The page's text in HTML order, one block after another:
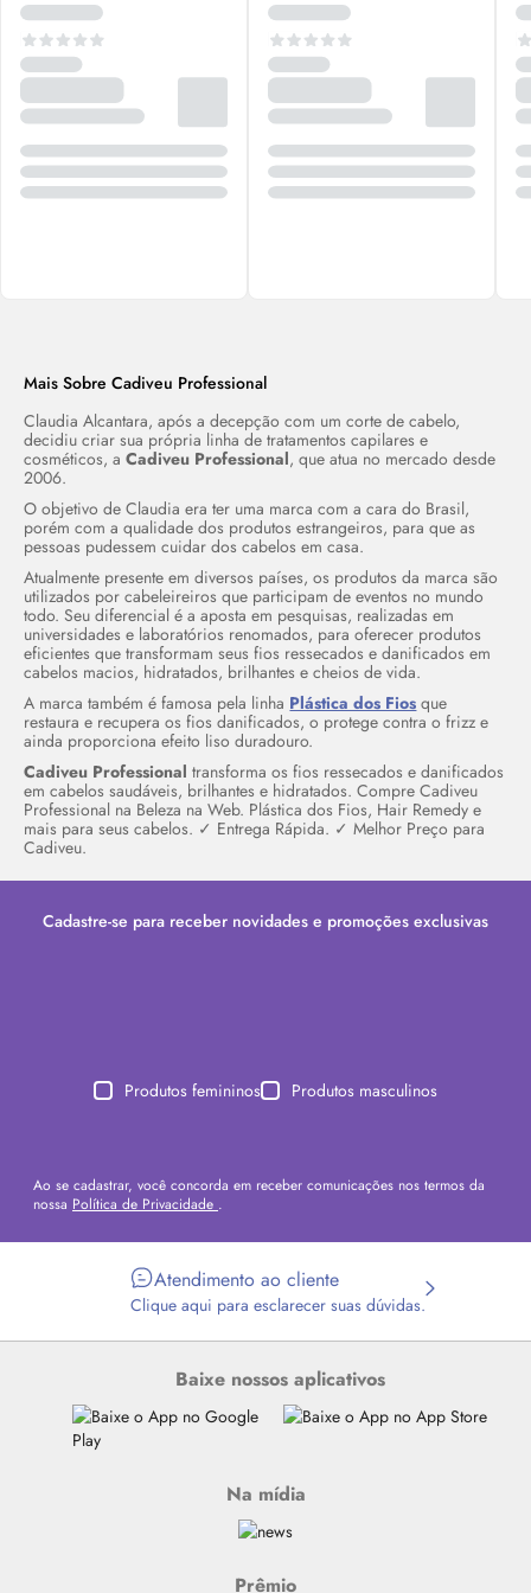
Mais Sobre Cadiveu Professional
Claudia Alcantara, após a decepção com um corte de cabelo,
decidiu criar sua própria linha de tratamentos capilares e
cosméticos, aCadiveu Professional, que atua no mercado desde
2006.
O objetivo de Claudia era ter uma marca com a cara do Brasil,
porém com a qualidade dos produtos estrangeiros, para que as
pessoas pudessem cuidar dos cabelos em casa.
Atualmente presente em diversos países, os produtos da marca são
utilizados por cabeleireiros que participam de eventos no mundo
todo. Seu diferencial é a aposta em pesquisas, realizadas em
universidades e laboratórios renomados, para oferecer produtos
eficientes que transformam seus fios ressecados e danificados em
cabelos macios, hidratados, brilhantes e cheios de vida.
A marca também é famosa pela linha Plástica dos Fios que
restaura e recupera os fios danificados, o protege contra o frizz e
ainda proporciona efeito liso duradouro.
Cadiveu Professional transforma os fios ressecados e danificados
em cabelos saudáveis, brilhantes e hidratados. Compre Cadiveu
Professional na Beleza na Web. Plástica dos Fios, Hair Remedy e
mais para seus cabelos. ✓ Entrega Rápida. ✓ Melhor Preço para
Cadiveu.
Cadastre-se para receber novidades e promoções exclusivas
Produtos femininos Produtos masculinos
Ao se cadastrar, você concorda em receber comunicações nos termos da
nossa Política de Privacidade .
Atendimento ao cliente
Clique aqui para esclarecer suas dúvidas.
Baixe nossos aplicativos
Na mídia
Prêmio